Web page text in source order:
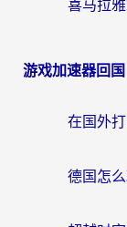
游戏加速器回国